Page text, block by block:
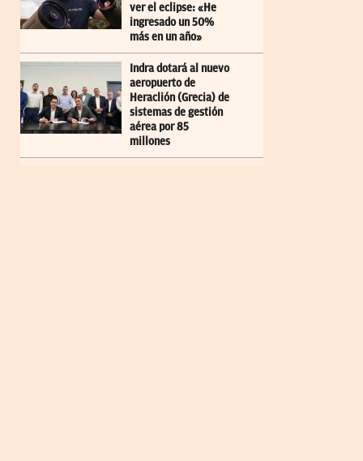
ver el eclipse: «He
ingresado un 50%
más en un año»
Indra dotará al nuevo
aeropuerto de
Heraclión (Grecia) de
sistemas de gestión
aérea por 85
millones